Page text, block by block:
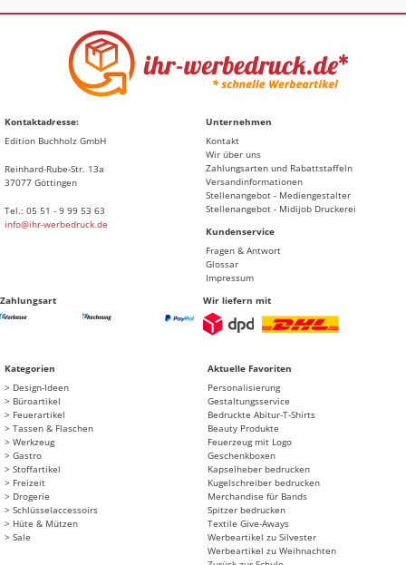
Kontaktadresse:
Edition Buchholz GmbH
Reinhard-Rube-Str. 13a
37077 Göttingen
Tel.: 05 51 - 9 99 53 63
info@ihr-werbedruck.de
Unternehmen
Kontakt
Wir über uns
Zahlungsarten und Rabattstaffeln
Versandinformationen
Stellenangebot - Mediengestalter
Stellenangebot - Midijob Druckerei
Kundenservice
Fragen & Antwort
Glossar
Impressum
Wir liefern mit
Zahlungsart
Kategorien
Design-Ideen
Büroartikel
Feuerartikel
Tassen & Flaschen
Werkzeug
Gastro
Stoffartikel
Freizeit
Drogerie
Schlüsselaccessoirs
Hüte & Mützen
Sale
Aktuelle Favoriten
Personalisierung
Gestaltungsservice
Bedruckte Abitur-T-Shirts
Beauty Produkte
Feuerzeug mit Logo
Geschenkboxen
Kapselheber bedrucken
Kugelschreiber bedrucken
Merchandise für Bands
Spitzer bedrucken
Textile Give-Aways
Werbeartikel zu Silvester
Werbeartikel zu Weihnachten